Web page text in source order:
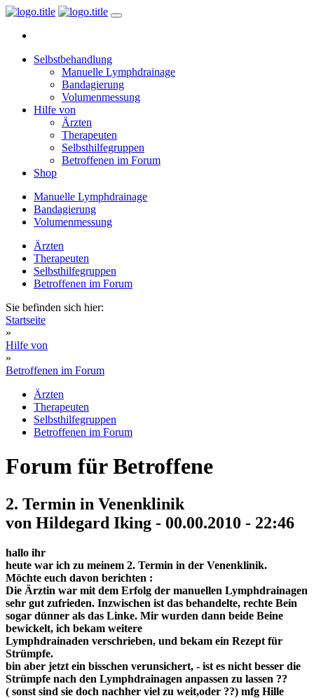
Selbstbehandlung
Manuelle Lymphdrainage
Bandagierung
Volumenmessung
Hilfe von
Ärzten
Therapeuten
Selbsthilfegruppen
Betroffenen im Forum
Shop
Manuelle Lymphdrainage
Bandagierung
Volumenmessung
Ärzten
Therapeuten
Selbsthilfegruppen
Betroffenen im Forum
Sie befinden sich hier:
Startseite
»
Hilfe von
»
Betroffenen im Forum
Ärzten
Therapeuten
Selbsthilfegruppen
Betroffenen im Forum
Forum für Betroffene
2. Termin in Venenklinik
von Hildegard Iking - 00.00.2010 - 22:46
hallo ihr
heute war ich zu meinem 2. Termin in der Venenklinik.
Möchte euch davon berichten :
Die Ärztin war mit dem Erfolg der manuellen Lymphdrainagen
sehr gut zufrieden. Inzwischen ist das behandelte, rechte Bein
sogar dünner als das Linke. Mir wurden dann beide Beine
bewickelt, ich bekam weitere
Lymphdrainaden verschrieben, und bekam ein Rezept für
Strümpfe.
bin aber jetzt ein bisschen verunsichert, - ist es nicht besser die
Strümpfe nach den Lymphdrainagen anpassen zu lassen ??
( sonst sind sie doch nachher viel zu weit,oder ??) mfg Hille